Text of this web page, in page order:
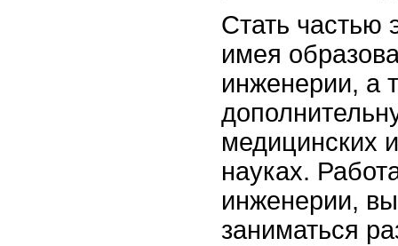
Стать частью
имея
инженерии, а
медицинских
науках.
инженерии,
заниматься